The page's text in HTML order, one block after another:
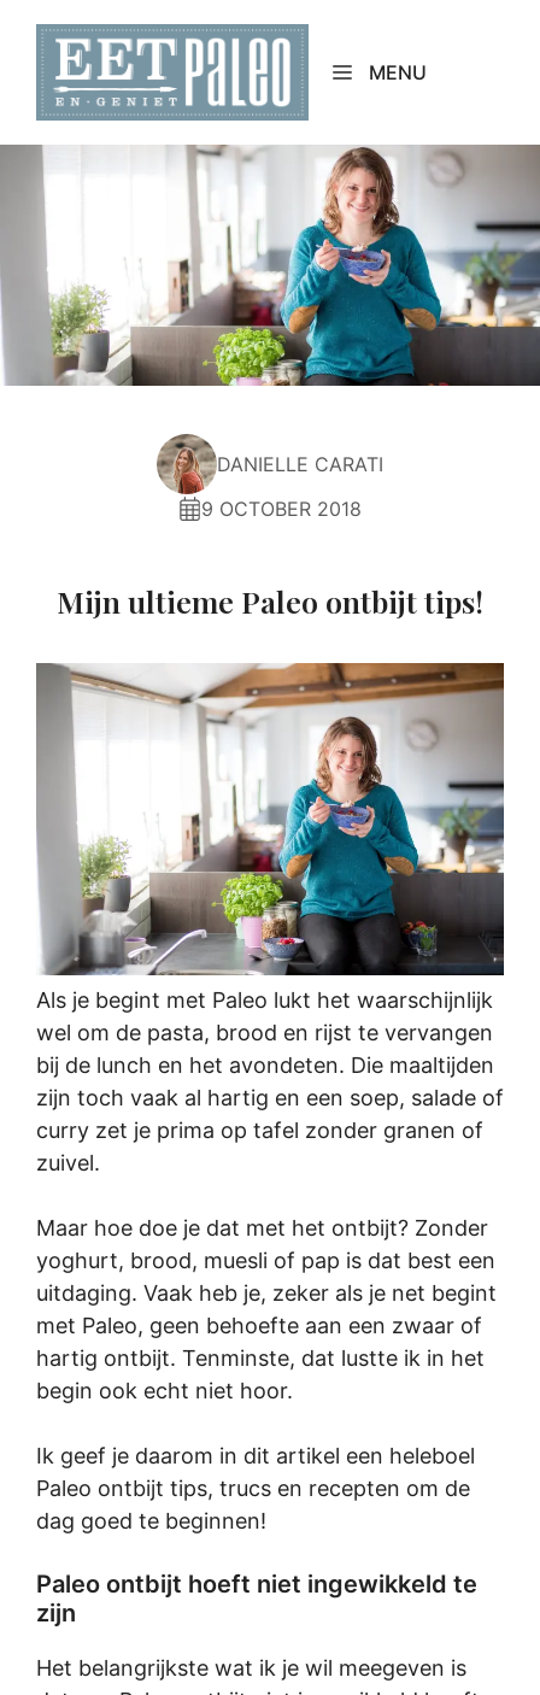
content
MENU
DANIELLE CARATI
9 OCTOBER 2018
Mijn ultieme Paleo ontbijt tips!
Als je begint met Paleo lukt het waarschijnlijk
wel om de pasta, brood en rijst te vervangen
bij de lunch en het avondeten. Die maaltijden
zijn toch vaak al hartig en een soep, salade of
curry zet je prima op tafel zonder granen of
zuivel.
Maar hoe doe je dat met het ontbijt? Zonder
yoghurt, brood, muesli of pap is dat best een
uitdaging. Vaak heb je, zeker als je net begint
met Paleo, geen behoefte aan een zwaar of
hartig ontbijt. Tenminste, dat lustte ik in het
begin ook echt niet hoor.
Ik geef je daarom in dit artikel een heleboel
Paleo ontbijt tips, trucs en recepten om de
dag goed te beginnen!
Paleo ontbijt hoeft niet ingewikkeld te
zijn
Het belangrijkste wat ik je wil meegeven is